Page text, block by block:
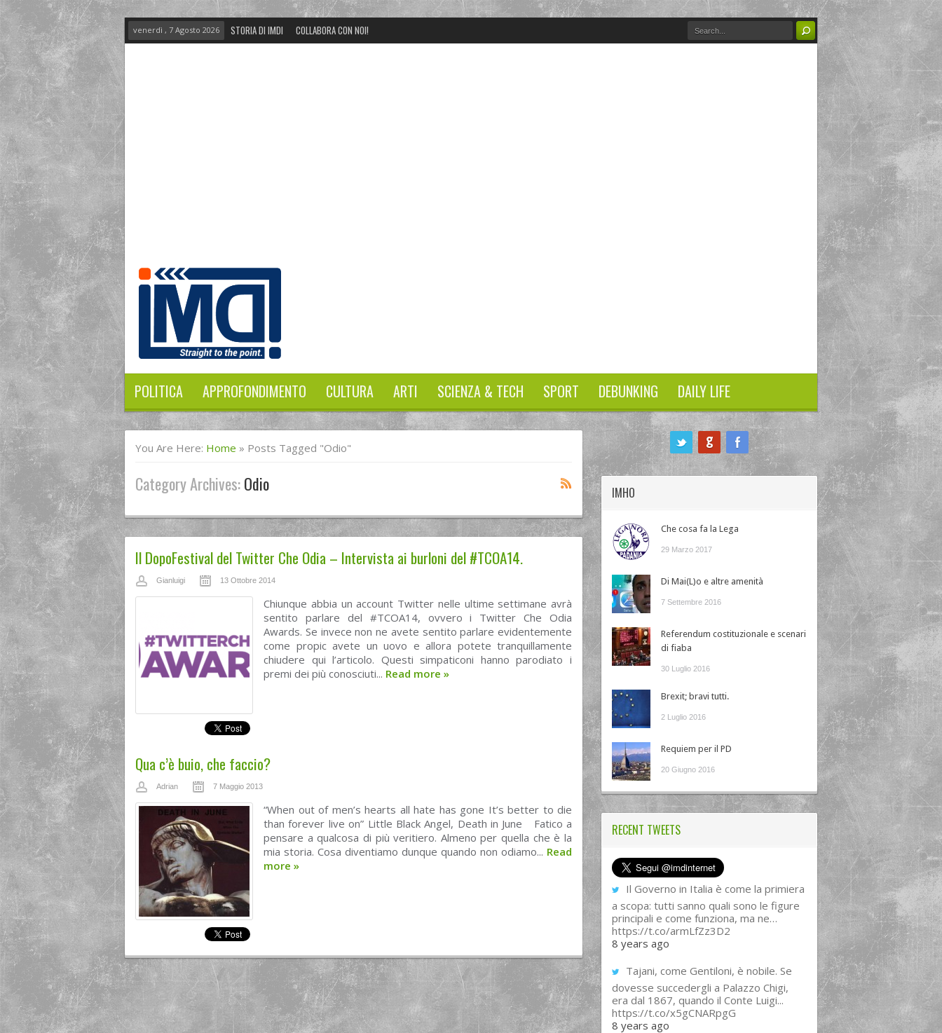
venerdì , 7 Agosto 2026 STORIA DI IMDI COLLABORA CON NOI!
POLITICA APPROFONDIMENTO CULTURA ARTI SCIENZA & TECH SPORT DEBUNKING DAILY LIFE
You Are Here: Home » Posts Tagged "odio"
Category Archives:Odio
Il DopoFestival del Twitter Che Odia – Intervista ai burloni del #TCOA14.
Gianluigi 13 Ottobre 2014
Chiunque abbia un account Twitter nelle ultime settimane avrà
sentito parlare del #TCOA14, ovvero i Twitter Che Odia
Awards. Se invece non ne avete sentito parlare evidentemente
come propic avete un uovo e allora potete tranquillamente
chiudere qui l’articolo. Questi simpaticoni hanno parodiato i
premi dei più conosciuti... Read more »
Qua c’è buio, che faccio?
Adrian 7 Maggio 2013
“When out of men’s hearts all hate has gone It’s better to die
than forever live on” Little Black Angel, Death in June Fatico a
pensare a qualcosa di più veritiero. Almeno per quella che è la
mia storia. Cosa diventiamo dunque quando non odiamo... Read
more »
IMHO
Che cosa fa la Lega
29 Marzo 2017
Di Mai(L)o e altre amenità
7 Settembre 2016
Referendum costituzionale e scenari
di fiaba
30 Luglio 2016
Brexit; bravi tutti.
2 Luglio 2016
Requiem per il PD
20 Giugno 2016
RECENT TWEETS
Il Governo in Italia è come la primiera
a scopa: tutti sanno quali sono le figure
principali e come funziona, ma ne…
https://t.co/armLfZz3D2
8 years ago
Tajani, come Gentiloni, è nobile. Se
dovesse succedergli a Palazzo Chigi,
era dal 1867, quando il Conte Luigi...
https://t.co/x5gCNARpgG
8 years ago